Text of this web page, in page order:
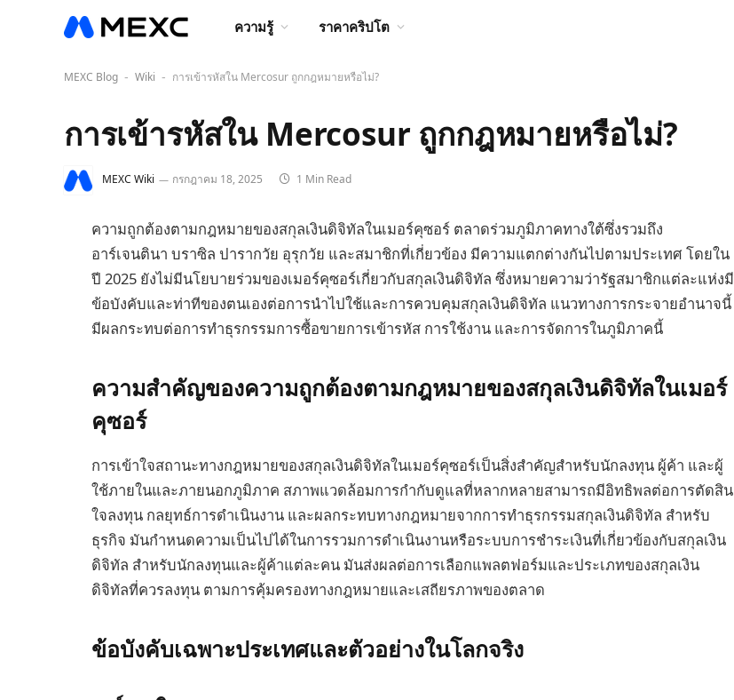
ความรู้ ราคาคริปโต
MEXC Blog - Wiki - การเข้ารหัสใน Mercosur ถูกกฎหมายหรือไม่?
การเข้ารหัสใน Mercosur ถูกกฎหมายหรือไม่?
MEXC Wiki กรกฎาคม 18, 2025 1 Min Read
ความถูกต้องตามกฎหมายของสกุลเงินดิจิทัลในเมอร์คุซอร์ ตลาดร่วมภูมิภาคทางใต้ซึ่งรวมถึง
อาร์เจนตินา บราซิล ปารากวัย อุรุกวัย และสมาชิกที่เกี่ยวข้อง มีความแตกต่างกันไปตามประเทศ โดยใน
ปี 2025 ยังไม่มีนโยบายร่วมของเมอร์คุซอร์เกี่ยวกับสกุลเงินดิจิทัล ซึ่งหมายความว่ารัฐสมาชิกแต่ละแห่งมี
ข้อบังคับและท่าทีของตนเองต่อการนำไปใช้และการควบคุมสกุลเงินดิจิทัล แนวทางการกระจายอำนาจนี้
มีผลกระทบต่อการทำธุรกรรมการซื้อขายการเข้ารหัส การใช้งาน และการจัดการในภูมิภาคนี้
ความสำคัญของความถูกต้องตามกฎหมายของสกุลเงินดิจิทัลในเมอร์
คุซอร์
การเข้าใจสถานะทางกฎหมายของสกุลเงินดิจิทัลในเมอร์คุซอร์เป็นสิ่งสำคัญสำหรับนักลงทุน ผู้ค้า และผู้
ใช้ภายในและภายนอกภูมิภาค สภาพแวดล้อมการกำกับดูแลที่หลากหลายสามารถมีอิทธิพลต่อการตัดสิน
ใจลงทุน กลยุทธ์การดำเนินงาน และผลกระทบทางกฎหมายจากการทำธุรกรรมสกุลเงินดิจิทัล สำหรับ
ธุรกิจ มันกำหนดความเป็นไปได้ในการรวมการดำเนินงานหรือระบบการชำระเงินที่เกี่ยวข้องกับสกุลเงิน
ดิจิทัล สำหรับนักลงทุนและผู้ค้าแต่ละคน มันส่งผลต่อการเลือกแพลตฟอร์มและประเภทของสกุลเงิน
ดิจิทัลที่ควรลงทุน ตามการคุ้มครองทางกฎหมายและเสถียรภาพของตลาด
ข้อบังคับเฉพาะประเทศและตัวอย่างในโลกจริง